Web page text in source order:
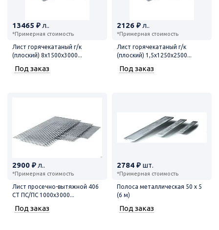
13465 ₽ л..
*Примерная стоимость
Лист горячекатаный г/к
(плоский) 8х1500х3000...
Под заказ
2126 ₽ л..
*Примерная стоимость
Лист горячекатаный г/к
(плоский) 1,5х1250х2500...
Под заказ
2900 ₽ л..
*Примерная стоимость
Лист просечно-вытяжной 406
СТ ПС/ПС 1000х3000...
Под заказ
2784 ₽ шт.
*Примерная стоимость
Полоса металлическая 50 х 5
(6 м)
Под заказ